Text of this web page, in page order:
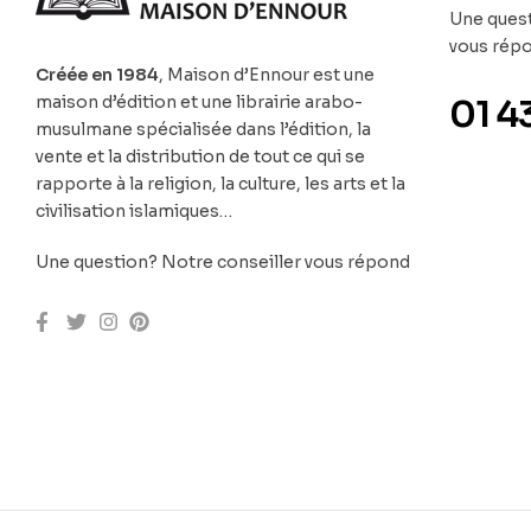
Créée en 1984, Maison d’Ennour est une
maison d’édition et une librairie arabo-
musulmane spécialisée dans l’édition, la
vente et la distribution de tout ce qui se
rapporte à la religion, la culture, les arts et la
civilisation islamiques…
Une question? Notre conseiller vous répond
Une
vous
01